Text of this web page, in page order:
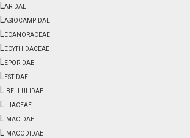
Laridae
Lasiocampidae
Lecanoraceae
Lecythidaceae
Leporidae
Lestidae
Libellulidae
Liliaceae
Limacidae
Limacodidae